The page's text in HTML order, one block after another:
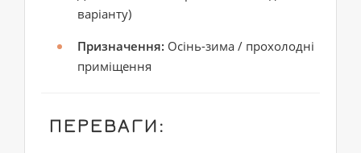
варіанту)
Призначення: Осінь-зима / прохолодні
приміщення
ПЕРЕВАГИ: